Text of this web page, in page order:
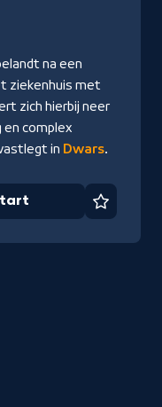
NPO
Start
na een
ziekenhuis met
zich hierbij neer
en complex
in Dwars.